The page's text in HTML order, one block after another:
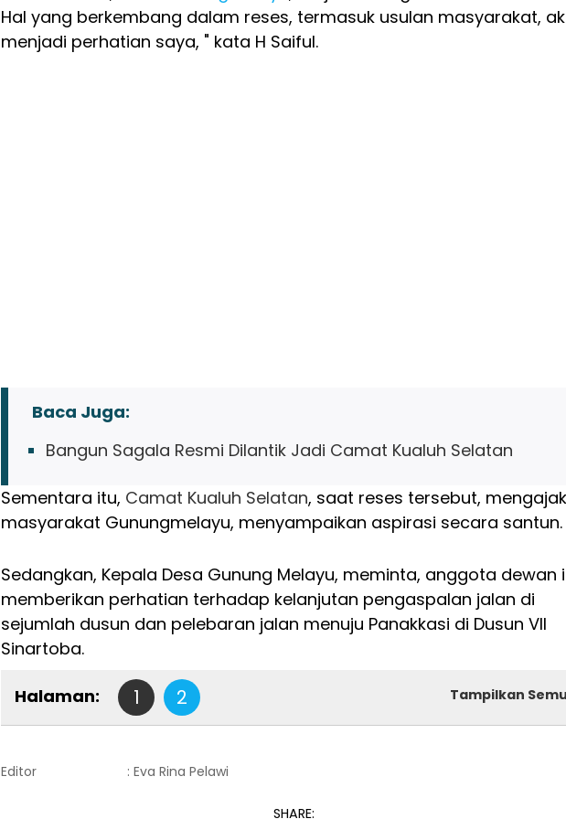
Hal yang berkembang dalam reses, termasuk usulan masyarakat,
menjadi perhatian saya, " kata H Saiful.
Baca Juga:
Bangun Sagala Resmi Dilantik Jadi Camat Kualuh Selatan
Sementara itu, Camat Kualuh Selatan, saat reses tersebut, mengajak
masyarakat Gunungmelayu, menyampaikan aspirasi secara santun.
Sedangkan, Kepala Desa Gunung Melayu, meminta, anggota dewan
memberikan perhatian terhadap kelanjutan pengaspalan jalan di
sejumlah dusun dan pelebaran jalan menuju Panakkasi di Dusun VII
Sinartoba.
Halaman: 1 2 Tampilkan
Editor : Eva Rina Pelawi
SHARE: